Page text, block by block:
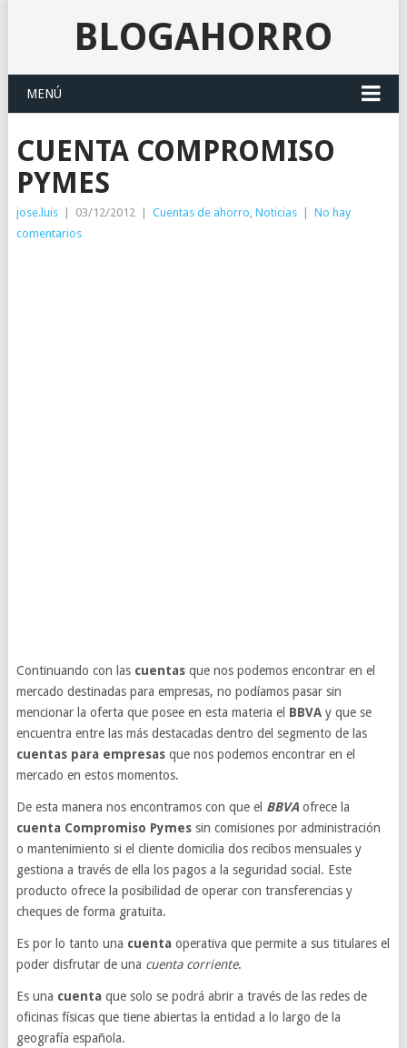
BLOGAHORRO
MENÚ
CUENTA COMPROMISO
PYMES
jose.luis 03/12/2012 Cuentas de ahorro, Noticias
No hay
comentarios
Continuando con las cuentasque nos podemos encontrar en el
mercado destinadas para empresas, no podíamos pasar sin
mencionar la oferta que posee en esta materia el BBVAy que se
encuentra entre las más destacadas dentro del segmento de las
cuentas para empresasque nos podemos encontrar en el
mercado en estos momentos.
De esta manera nos encontramos con que el BBVAofrece la
cuenta Compromiso Pymessin comisiones por administración
o mantenimiento si el cliente domicilia dos recibos mensuales y
gestiona a través de ella los pagos a la seguridad social. Este
producto ofrece la posibilidad de operar con transferencias y
cheques de forma gratuita.
Es por lo tanto una cuenta operativa que permite a sus titulares el
poder disfrutar de una cuenta corriente.
Es una cuenta que solo se podrá abrir a través de las redes de
oficinas físicas que tiene abiertas la entidad a lo largo de la
geografía española.